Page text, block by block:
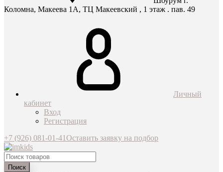
Коломна, Макеева 1А, ТЦ Макеевский , 1 этаж . пав. 49
Личный
кабинет
Вход
Регистрация
+7 (926) 081-01-41Оставить заявку на подбор
Поиск